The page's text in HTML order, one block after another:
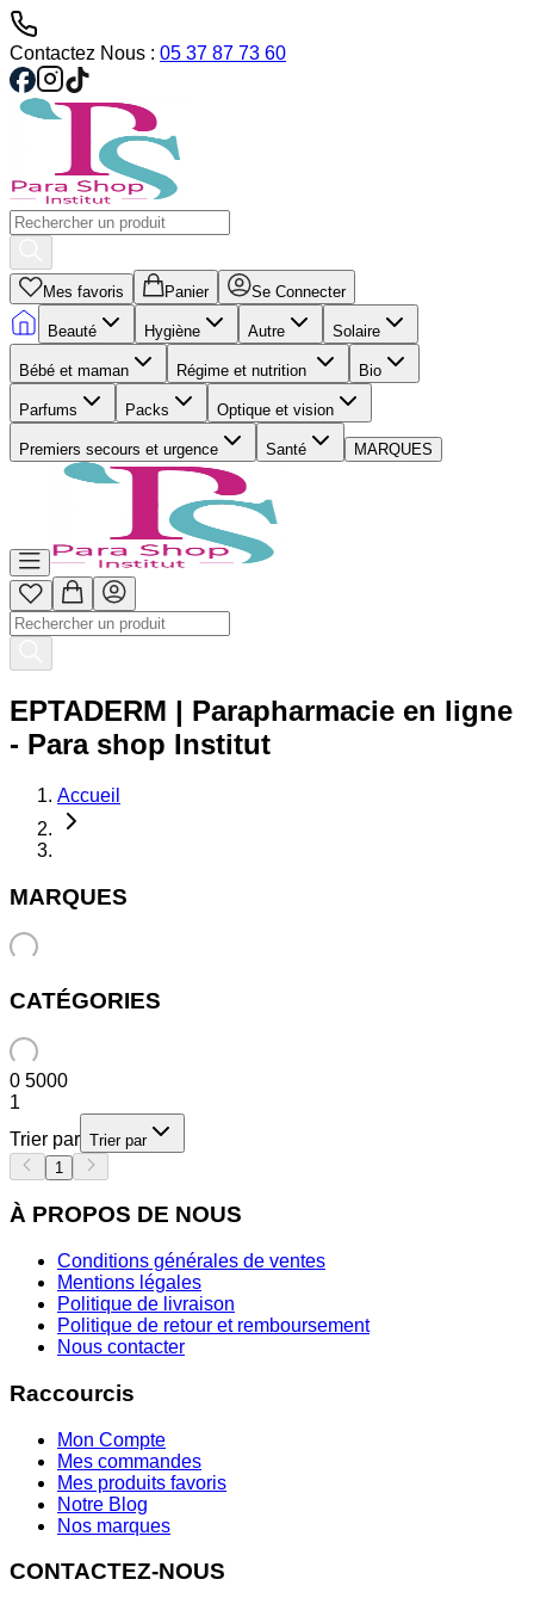
Contactez Nous : 05 37 87 73 60
Mes favoris Panier Se Connecter
Beauté Hygiène Autre Solaire
Bébé et maman Régime et nutrition Bio
Parfums Packs Optique et vision
Premiers secours et urgence Santé MARQUES
EPTADERM | Parapharmacie en ligne
- Para shop Institut
Accueil
MARQUES
CATÉGORIES
0 5000
1
Trier par Trier par
1
À PROPOS DE NOUS
Conditions générales de ventes
Mentions légales
Politique de livraison
Politique de retour et remboursement
Nous contacter
Raccourcis
Mon Compte
Mes commandes
Mes produits favoris
Notre Blog
Nos marques
CONTACTEZ-NOUS